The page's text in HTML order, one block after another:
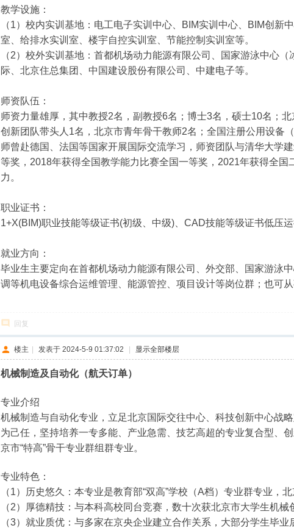
教学设施：
（1）校内实训基地：电工电子实训中心、BIM实训中心、BIM创
室、给排水实训室、楼宇自控实训室、节能控制实训室等。
（2）校外实训基地：首都机场动力能源有限公司、国家游泳中心
际、北京住总集团、中国建设股份有限公司、中建电子等。
师资队伍：
师资力量雄厚，其中教授2名，副教授6名；博士3名，硕士10名；
创新团队带头人1名，北京市青年骨干教师2名；全国注册公用设备
师曾赴德国、法国等国家开展国际交流学习，师资团队与清华大学
等奖，2018年获得全国教学能力比赛全国一等奖，2021年获得全
力。
职业证书：
1+X(BIM)职业技能等级证书(初级、中级)、CAD技能等级证书低压
就业方向：
毕业生主要定向在首都机场动力能源有限公司、外交部、国家游泳
调等机电设备综合运维管理、能源管控、项目设计等岗位群；也可
回复
楼主 发表于 2024-5-9 01:37:02 显示全部楼层
机械制造及自动化（航天订单）
专业介绍
机械制造与自动化专业，立足北京国际交往中心、科技创新中心战
为己任，坚持培养一专多能、产业急需、技艺高超的专业复合型、
京市“特高”骨干专业群组群专业。
专业特色：
（1）历史悠久：本专业是教育部“双高”学校（A档）专业群专业，
（2）厚德精技：与本科高校同台竞赛，数十次获北京市大学生机械
（3）就业质优：与多家在京央企业建立合作关系，大部分学生毕业